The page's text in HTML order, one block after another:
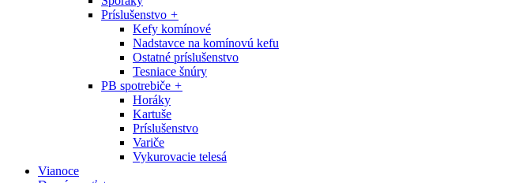
Príslušenstvo +
Kefy komínové
Nadstavce na komínovú kefu
Ostatné príslušenstvo
Tesniace šnúry
PB spotrebiče +
Horáky
Kartuše
Príslušenstvo
Variče
Vykurovacie telesá
Vianoce